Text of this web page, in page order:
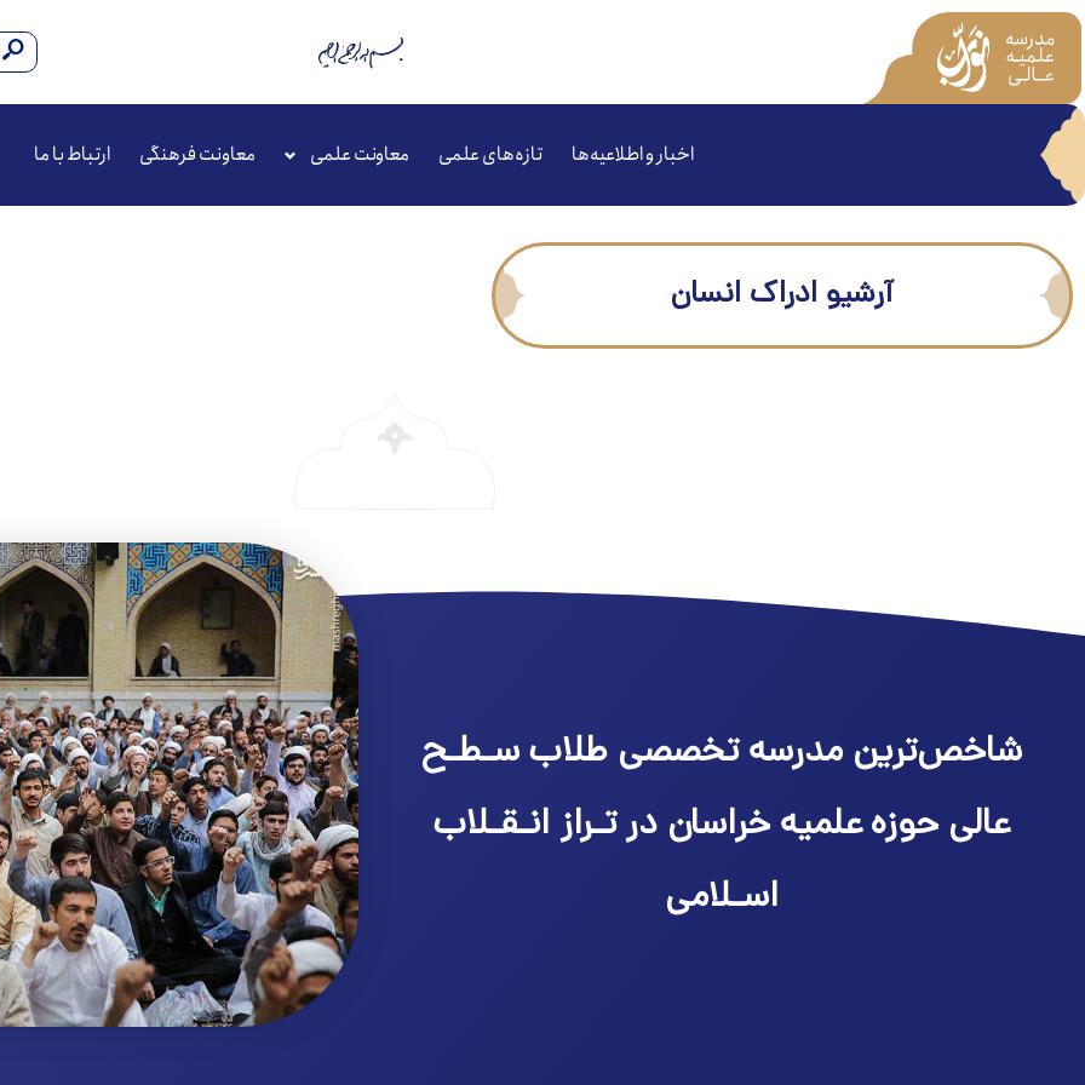
اخبار و اطلاعیه‌ها تازه‌های علمی معاونت علمی معاونت فرهنگی ارتباط با ما
آرشیو ادراک انسان
شاخص‌ترین مدرسه تخصصی طلاب سـطـح
عالی حوزه علمیه خراسان در تـراز انـقـلاب
اسـلامی